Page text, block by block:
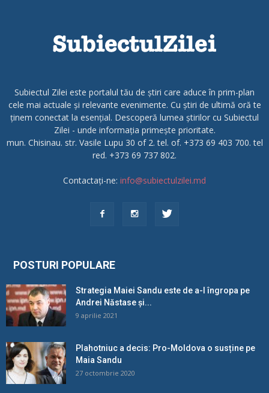
Subiectul Zilei este portalul tău de știri care aduce în prim-plan
cele mai actuale și relevante evenimente. Cu știri de ultimă oră te
ținem conectat la esențial. Descoperă lumea știrilor cu Subiectul
Zilei - unde informația primește prioritate.
mun. Chisinau. str. Vasile Lupu 30 of 2. tel. of. +373 69 403 700. tel
red. +373 69 737 802.
Contactați-ne: info@subiectulzilei.md
POSTURI POPULARE
Strategia Maiei Sandu este de a-l îngropa pe
Andrei Năstase și...
9 aprilie 2021
Plahotniuc a decis: Pro-Moldova o susține pe
Maia Sandu
27 octombrie 2020